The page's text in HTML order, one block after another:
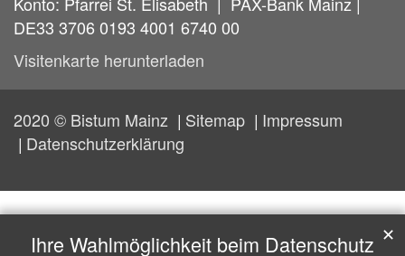
DE33 3706 0193 4001 6740 00
Visitenkarte herunterladen
2020 © Bistum Mainz Sitemap
Impressum
Datenschutzerklärung
Ihre Wahlmöglichkeit beim Datenschutz ✕